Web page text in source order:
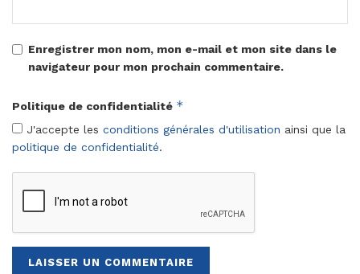
Enregistrer mon nom, mon e-mail et mon site dans le
navigateur pour mon prochain commentaire.
Politique de confidentialité *
J'accepte les conditions générales d'utilisation ainsi que la
politique de confidentialité.